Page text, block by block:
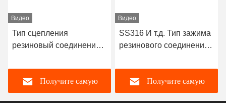
Видео
Тип сцепления
резиновый соединение
труб длина
настраиваемая
Получите самую
Видео
SS316 И т.д. Тип зажима
резинового соединения
смещение Радиальное
смещение Тип 2
Получите самую